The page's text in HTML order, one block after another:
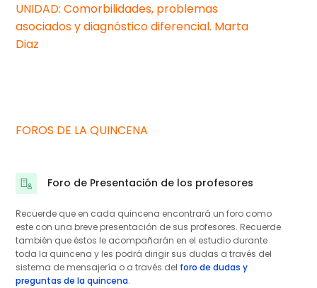
UNIDAD: Comorbilidades, problemas
asociados y diagnóstico diferencial. Marta
Diaz
FOROS DE LA QUINCENA
Foro de Presentación de los profesores
Recuerde que en cada quincena encontrará un foro como
este con una breve presentación de sus profesores. Recuerde
también que éstos le acompañarán en el estudio durante
toda la quincena y les podrá dirigir sus dudas a través del
sistema de mensajería o a través del foro de dudas y
preguntas de la quincena.